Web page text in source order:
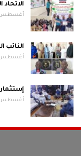
أغسطس 4,
النائب
أغسطس 3,
أغسطس 2,